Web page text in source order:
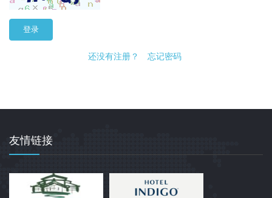
登录
还没有注册？ 忘记密码
友情链接